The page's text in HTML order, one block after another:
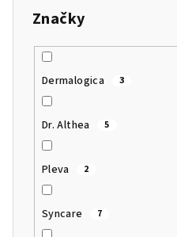
Značky
Dermalogica 3
Dr. Althea 5
Pleva 2
Syncare 7